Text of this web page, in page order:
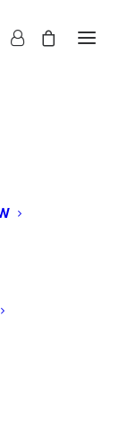
firmy
znajdziesz
zgryzowy
mrugowy oraz
przełącznik